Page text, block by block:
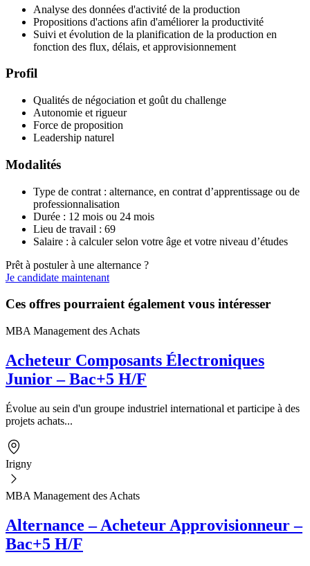
Analyse des données d'activité de la production
Propositions d'actions afin d'améliorer la productivité
Suivi et évolution de la planification de la production en
fonction des flux, délais, et approvisionnement
Profil
Qualités de négociation et goût du challenge
Autonomie et rigueur
Force de proposition
Leadership naturel
Modalités
Type de contrat : alternance, en contrat d’apprentissage ou de
professionnalisation
Durée : 12 mois ou 24 mois
Lieu de travail : 69
Salaire : à calculer selon votre âge et votre niveau d’études
Prêt à postuler à une alternance ?
Je candidate maintenant
Ces offres pourraient également vous intéresser
MBA Management des Achats
Acheteur Composants Électroniques
Junior – Bac+5 H/F
Évolue au sein d'un groupe industriel international et participe à des
projets achats...
Irigny
MBA Management des Achats
Alternance – Acheteur Approvisionneur –
Bac+5 H/F